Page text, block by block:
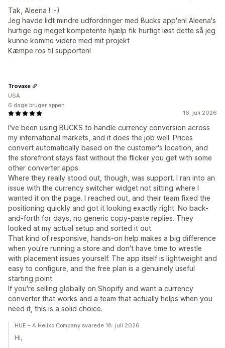
Tak, Aleena ! :-)
Jeg havde lidt mindre udfordringer med Bucks app'en! Aleena's
hurtige og meget kompetente hjælp fik hurtigt løst dette så jeg
kunne komme videre med mit projekt
Kæmpe ros til supporten!
16. juli 2026
I've been using BUCKS to handle currency conversion across
my international markets, and it does the job well. Prices
convert automatically based on the customer's location, and
the storefront stays fast without the flicker you get with some
other converter apps.
Where they really stood out, though, was support. I ran into an
issue with the currency switcher widget not sitting where I
wanted it on the page. I reached out, and their team fixed the
positioning quickly and got it looking exactly right. No back-
and-forth for days, no generic copy-paste replies. They
looked at my actual setup and sorted it out.
That kind of responsive, hands-on help makes a big difference
when you're running a store and don't have time to wrestle
with placement issues yourself. The app itself is lightweight and
easy to configure, and the free plan is a genuinely useful
starting point.
If you're selling globally on Shopify and want a currency
converter that works and a team that actually helps when you
need it, this is a solid choice.
Trovaxe
USA
6 dage bruger appen
HUE – A Helixo Company svarede 18. juli 2026
Hi,